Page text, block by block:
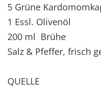
5 Grüne
1 Essl. Olivenöl
200 ml Brühe
Salz & Pfeffer, frisch
QUELLE